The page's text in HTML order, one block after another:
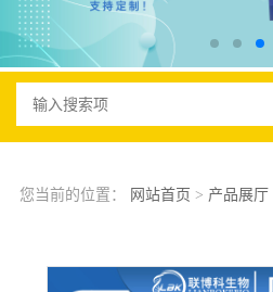
您当前的位置： 网站首页 > 产品展厅